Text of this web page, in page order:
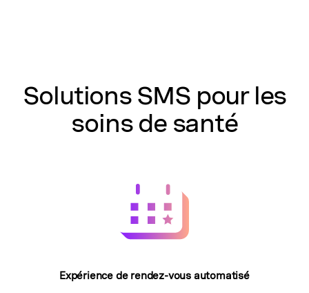
Solutions SMS pour les
soins de santé
Expérience de rendez-vous automatisé